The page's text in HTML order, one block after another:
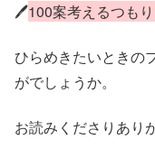
🖊100案考えるつも
ひらめきたいときの
がでしょうか。
お読みくださりあり